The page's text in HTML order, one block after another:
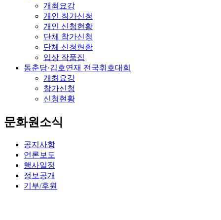
개최요강
개인 참가신청
개인 신청현황
단체 참가신청
단체 신청현황
입상 작품집
동춘당·김호연재 전국휘호대회
개최요강
참가신청
신청현황
문화원소식
공지사항
언론보도
행사일정
정보공개
기부/후원